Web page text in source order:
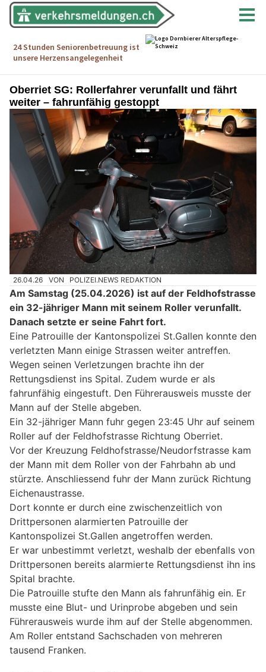
Oberriet SG: Rollerfahrer verunfallt und fährt
weiter – fahrunfähig gestoppt
26.04.26 VON POLIZEI.NEWS REDAKTION
Am Samstag (25.04.2026) ist auf der Feldhofstrasse
ein 32-jähriger Mann mit seinem Roller verunfallt.
Danach setzte er seine Fahrt fort.
Eine Patrouille der Kantonspolizei St.Gallen konnte den
verletzten Mann einige Strassen weiter antreffen.
Wegen seinen Verletzungen brachte ihn der
Rettungsdienst ins Spital. Zudem wurde er als
fahrunfähig eingestuft. Den Führerausweis musste der
Mann auf der Stelle abgeben.
Ein 32-jähriger Mann fuhr gegen 23:45 Uhr auf seinem
Roller auf der Feldhofstrasse Richtung Oberriet.
Vor der Kreuzung Feldhofstrasse/Neudorfstrasse kam
der Mann mit dem Roller von der Fahrbahn ab und
stürzte. Anschliessend fuhr der Mann zurück Richtung
Eichenaustrasse.
Dort konnte er durch eine zwischenzeitlich von
Drittpersonen alarmierten Patrouille der
Kantonspolizei St.Gallen angetroffen werden.
Er war unbestimmt verletzt, weshalb der ebenfalls von
Drittpersonen bereits alarmierte Rettungsdienst ihn ins
Spital brachte.
Die Patrouille stufte den Mann als fahrunfähig ein. Er
musste eine Blut- und Urinprobe abgeben und sein
Führerausweis wurde ihm auf der Stelle abgenommen.
Am Roller entstand Sachschaden von mehreren
tausend Franken.